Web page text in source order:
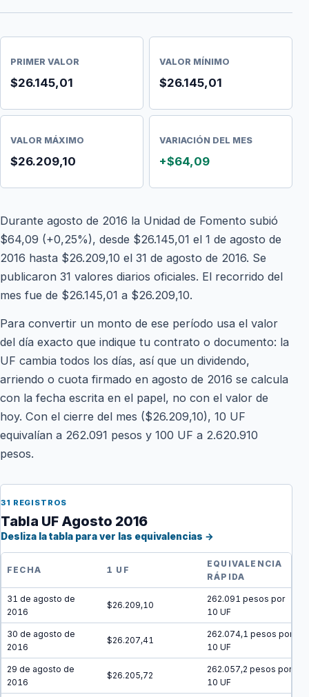
PRIMER VALOR
$26.145,01
VALOR MÍNIMO
$26.145,01
VALOR MÁXIMO
$26.209,10
VARIACIÓN DEL MES
+$64,09
Durante agosto de 2016 la Unidad de Fomento subió
$64,09 (+0,25%), desde $26.145,01 el 1 de agosto de
2016 hasta $26.209,10 el 31 de agosto de 2016. Se
publicaron 31 valores diarios oficiales. El recorrido del
mes fue de $26.145,01 a $26.209,10.
Para convertir un monto de ese período usa el valor
del día exacto que indique tu contrato o documento: la
UF cambia todos los días, así que un dividendo,
arriendo o cuota firmado en agosto de 2016 se calcula
con la fecha escrita en el papel, no con el valor de
hoy. Con el cierre del mes ($26.209,10), 10 UF
equivalían a 262.091 pesos y 100 UF a 2.620.910
pesos.
31 REGISTROS
Tabla UF Agosto 2016
Desliza la tabla para ver las equivalencias →
FECHA 1 UF
EQUIVALENCIA
RÁPIDA
31 de agosto de
2016
$26.209,10
262.091 pesos por
10 UF
30 de agosto de
2016
$26.207,41
262.074,1 pesos por
10 UF
29 de agosto de
2016
$26.205,72
262.057,2 pesos por
10 UF